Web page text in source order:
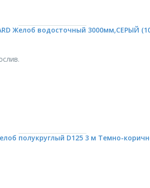
Желоб водосточный 3000мм,СЕРЫЙ
полукруглый D125 3 м Темно-